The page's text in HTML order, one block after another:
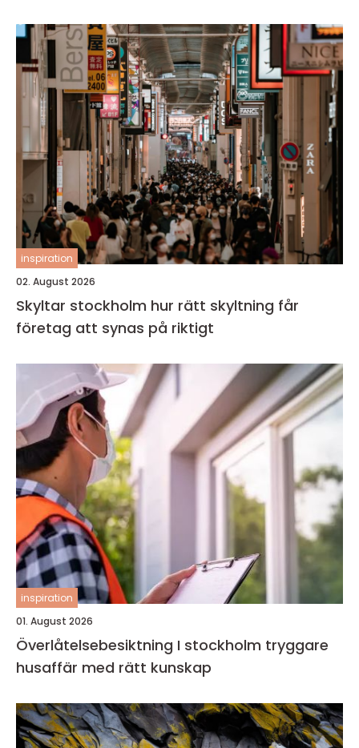
inspiration
02. August 2026
Skyltar stockholm hur rätt skyltning får
företag att synas på riktigt
inspiration
01. August 2026
Överlåtelsebesiktning I stockholm tryggare
husaffär med rätt kunskap